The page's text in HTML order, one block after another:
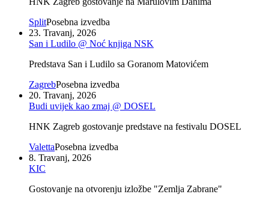
SplitPosebna izvedba
23. Travanj, 2026
San i Ludilo @ Noć knjiga NSK
Predstava San i Ludilo sa Goranom Matovićem
ZagrebPosebna izvedba
20. Travanj, 2026
Budi uvijek kao zmaj @ DOSEL
HNK Zagreb gostovanje predstave na festivalu DOSEL
ValettaPosebna izvedba
8. Travanj, 2026
KIC
Gostovanje na otvorenju izložbe "Zemlja Zabrane"